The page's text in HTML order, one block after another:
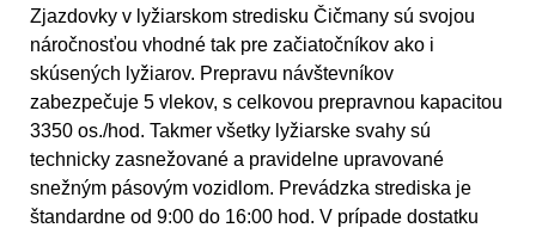
Zjazdovky v lyžiarskom stredisku Čičmany sú svojou
náročnosťou vhodné tak pre začiatočníkov ako i
skúsených lyžiarov. Prepravu návštevníkov
zabezpečuje 5 vlekov, s celkovou prepravnou kapacitou
3350 os./hod. Takmer všetky lyžiarske svahy sú
technicky zasnežované a pravidelne upravované
snežným pásovým vozidlom. Prevádzka strediska je
štandardne od 9:00 do 16:00 hod. V prípade dostatku